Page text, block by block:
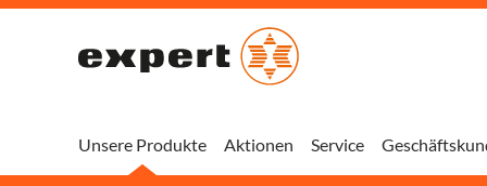
Unsere Produkte Aktionen Service